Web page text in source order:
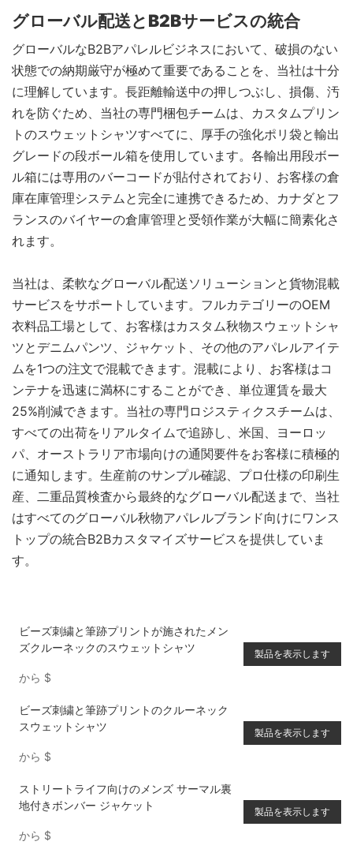
グローバル配送とB2Bサービスの統合
グローバルなB2Bアパレルビジネスにおいて、破損のない
状態での納期厳守が極めて重要であることを、当社は十分
に理解しています。長距離輸送中の押しつぶし、損傷、汚
れを防ぐため、当社の専門梱包チームは、カスタムプリン
トのスウェットシャツすべてに、厚手の強化ポリ袋と輸出
グレードの段ボール箱を使用しています。各輸出用段ボー
ル箱には専用のバーコードが貼付されており、お客様の倉
庫在庫管理システムと完全に連携できるため、カナダとフ
ランスのバイヤーの倉庫管理と受領作業が大幅に簡素化さ
れます。
当社は、柔軟なグローバル配送ソリューションと貨物混載
サービスをサポートしています。フルカテゴリーのOEM
衣料品工場として、お客様はカスタム秋物スウェットシャ
ツとデニムパンツ、ジャケット、その他のアパレルアイテ
ムを1つの注文で混載できます。混載により、お客様はコ
ンテナを迅速に満杯にすることができ、単位運賃を最大
25%削減できます。当社の専門ロジスティクスチームは、
すべての出荷をリアルタイムで追跡し、米国、ヨーロッ
パ、オーストラリア市場向けの通関要件をお客様に積極的
に通知します。生産前のサンプル確認、プロ仕様の印刷生
産、二重品質検査から最終的なグローバル配送まで、当社
はすべてのグローバル秋物アパレルブランド向けにワンス
トップの統合B2Bカスタマイズサービスを提供していま
す。
ビーズ刺繍と筆跡プリントが施されたメン
ズクルーネックのスウェットシャツ
から $
製品を表示します
ビーズ刺繍と筆跡プリントのクルーネック
スウェットシャツ
から $
製品を表示します
ストリートライフ向けのメンズ サーマル裏
地付きボンバー ジャケット
から $
製品を表示します